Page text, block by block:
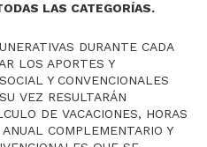
LAS CATEGORÍAS.
DURANTE CADA
LOS APORTES Y
Y CONVENCIONALES
VEZ RESULTARÁN
DE VACACIONES, HORAS
COMPLEMENTARIO Y